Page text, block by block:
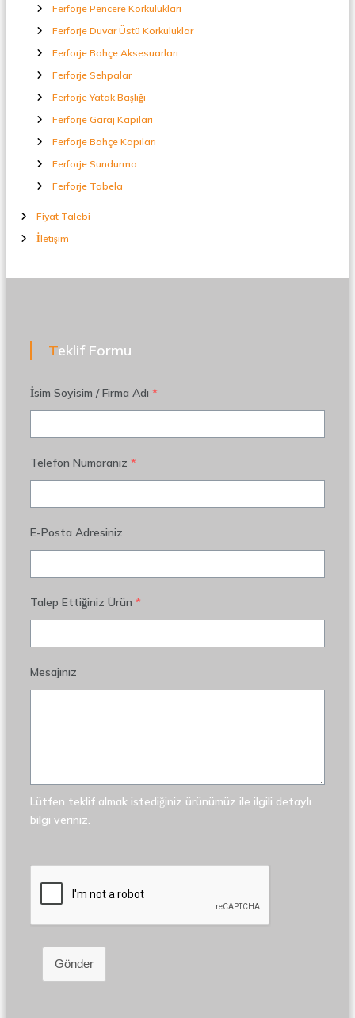
Ferforje Pencere Korkulukları
Ferforje Duvar Üstü Korkuluklar
Ferforje Bahçe Aksesuarları
Ferforje Sehpalar
Ferforje Yatak Başlığı
Ferforje Garaj Kapıları
Ferforje Bahçe Kapıları
Ferforje Sundurma
Ferforje Tabela
Fiyat Talebi
İletişim
Teklif Formu
İsim Soyisim / Firma Adı *
Telefon Numaranız *
E-Posta Adresiniz
Talep Ettiğiniz Ürün *
Mesajınız
Lütfen teklif almak istediğiniz ürünümüz ile ilgili detaylı
bilgi veriniz.
Gönder